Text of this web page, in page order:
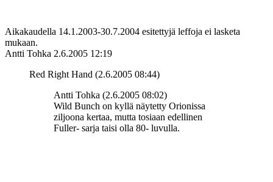
Aikakaudella 14.1.2003-30.7.2004 esitettyjä leffoja ei lasketa
mukaan.
Antti Tohka 2.6.2005 12:19
Red Right Hand (2.6.2005 08:44)
Antti Tohka (2.6.2005 08:02)
Wild Bunch on kyllä näytetty Orionissa
ziljoona kertaa, mutta tosiaan edellinen
Fuller- sarja taisi olla 80- luvulla.